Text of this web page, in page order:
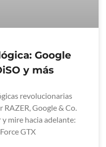
Google
y más
revolucionarias
RAZER, Google & Co.
mire hacia adelante:
GTX